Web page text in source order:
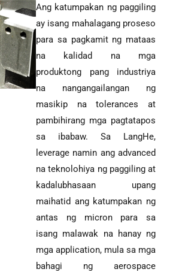
Ang katumpakan ng paggiling
ay isang mahalagang proseso
para sa pagkamit ng mataas
na kalidad na mga
produktong pang industriya
na nangangailangan ng
masikip na tolerances at
pambihirang mga pagtatapos
sa ibabaw. Sa LangHe,
leverage namin ang advanced
na teknolohiya ng paggiling at
kadalubhasaan upang
maihatid ang katumpakan ng
antas ng micron para sa
isang malawak na hanay ng
mga application, mula sa mga
bahagi ng aerospace